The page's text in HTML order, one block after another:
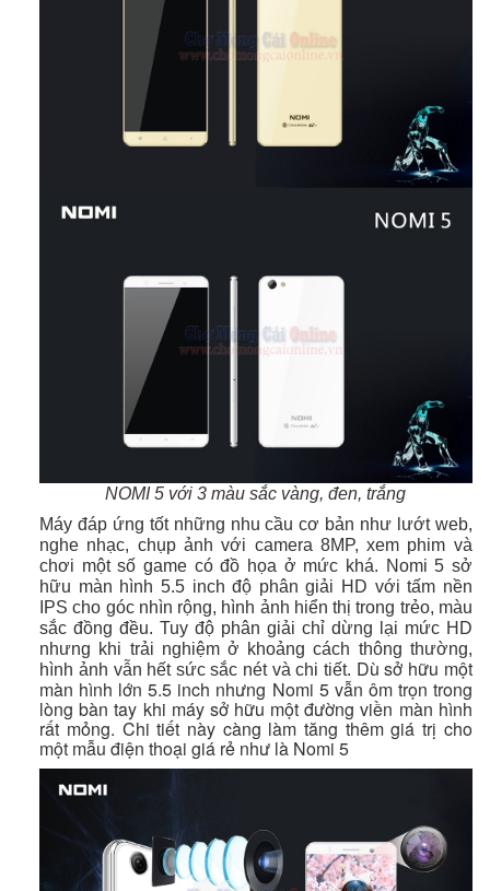
NOMI 5 với 3 màu sắc vàng, đen, trắng
Máy đáp ứng tốt những nhu cầu cơ bản như lướt web,
nghe nhạc, chụp ảnh với camera 8MP, xem phim và
chơi một số game có đồ họa ở mức khá. Nomi 5 sở
hữu màn hình 5.5 inch độ phân giải HD với tấm nền
IPS cho góc nhìn rộng, hình ảnh hiển thị trong trẻo, màu
sắc đồng đều. Tuy độ phân giải chỉ dừng lại mức HD
nhưng khi trải nghiệm ở khoảng cách thông thường,
hình ảnh vẫn hết sức sắc nét và chi tiết. Dù sở hữu một
màn hình lớn 5.5 inch nhưng Nomi 5 vẫn ôm trọn trong
lòng bàn tay khi máy sở hữu một đường viền màn hình
rất mỏng. Chi tiết này càng làm tăng thêm giá trị cho
một mẫu điện thoại giá rẻ như là Nomi 5